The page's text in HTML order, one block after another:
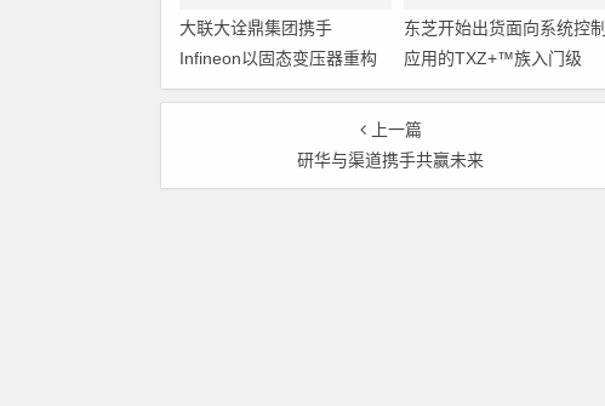
大联大诠鼎集团携手
Infineon以固态变压器重构
配电效率新标杆
东芝开始出货面向系统控制
应用的TXZ+™族入门级
M4V组（搭载Arm
Cortex‑M4内核的标准微控
制器）工程样品
上一篇
研华与渠道携手共赢未来